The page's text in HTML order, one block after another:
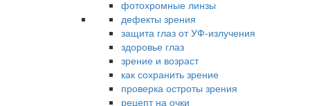
фотохромные линзы
дефекты зрения
защита глаз от УФ-излучения
здоровье глаз
зрение и возраст
как сохранить зрение
проверка остроты зрения
рецепт на очки